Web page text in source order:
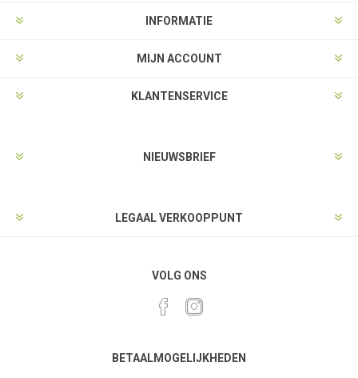
INFORMATIE
MIJN ACCOUNT
KLANTENSERVICE
NIEUWSBRIEF
LEGAAL VERKOOPPUNT
VOLG ONS
BETAALMOGELIJKHEDEN